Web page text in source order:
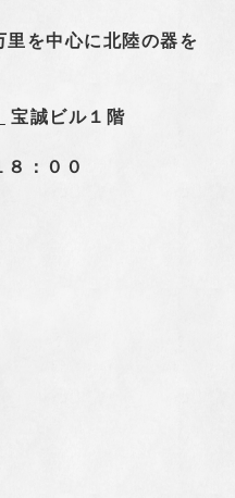
を中心に北陸の器を
宝誠ビル１階
：００